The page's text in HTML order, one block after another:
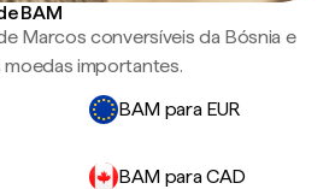
BAM
Marcos conversíveis da Bósnia e
importantes.
BAM para EUR
BAM para CAD